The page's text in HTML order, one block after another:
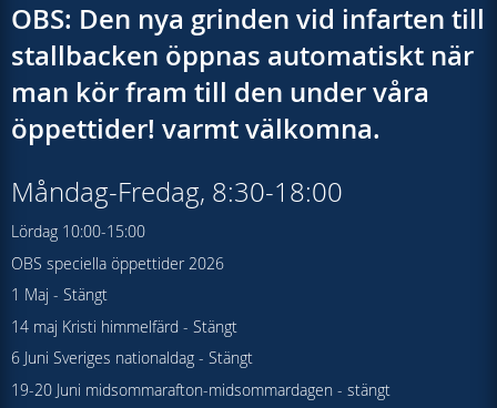
OBS: Den nya grinden vid infarten till
stallbacken öppnas automatiskt när
man kör fram till den under våra
öppettider! varmt välkomna.
Måndag-Fredag, 8:30-18:00
Lördag 10:00-15:00
OBS speciella öppettider 2026
1 Maj - Stängt
14 maj Kristi himmelfärd - Stängt
6 Juni Sveriges nationaldag - Stängt
19-20 Juni midsommarafton-midsommardagen - stängt